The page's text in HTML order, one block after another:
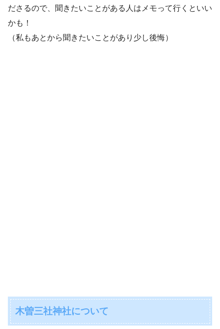
ださるので、聞きたいことがある人はメモって行くといい
かも！
（私もあとから聞きたいことがあり少し後悔）
木曽三社神社について